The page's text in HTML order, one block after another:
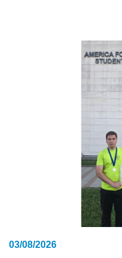
03/08/2026